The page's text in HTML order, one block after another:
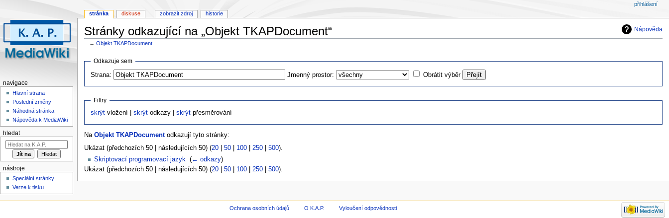
Nápověda
Stránky odkazující na „Objekt TKAPDocument“
←Objekt TKAPDocument
Skočit
navigaci
Skočit
vyhledávání
Odkazuje sem
Strana: Jmenný prostor: Obrátit výběr
Filtry
skrýt vložení |skrýt odkazy |skrýt přesměrování
Na Objekt TKAPDocumentodkazují tyto stránky:
Ukázat (předchozích 50 | následujících 50) (20| 50| 100| 250| 500).
Skriptovací programovací jazyk
(← odkazy)
Ukázat (předchozích 50 | následujících 50) (20| 50| 100| 250| 500).
stránka diskuse zobrazit zdroj historie
přihlášení
navigace
Hlavní strana
Poslední změny
Náhodná stránka
Nápověda k MediaWiki
hledat
nástroje
Speciální stránky
Verze k tisku
Ochrana osobních údajů O K.A.P. Vyloučení odpovědnosti